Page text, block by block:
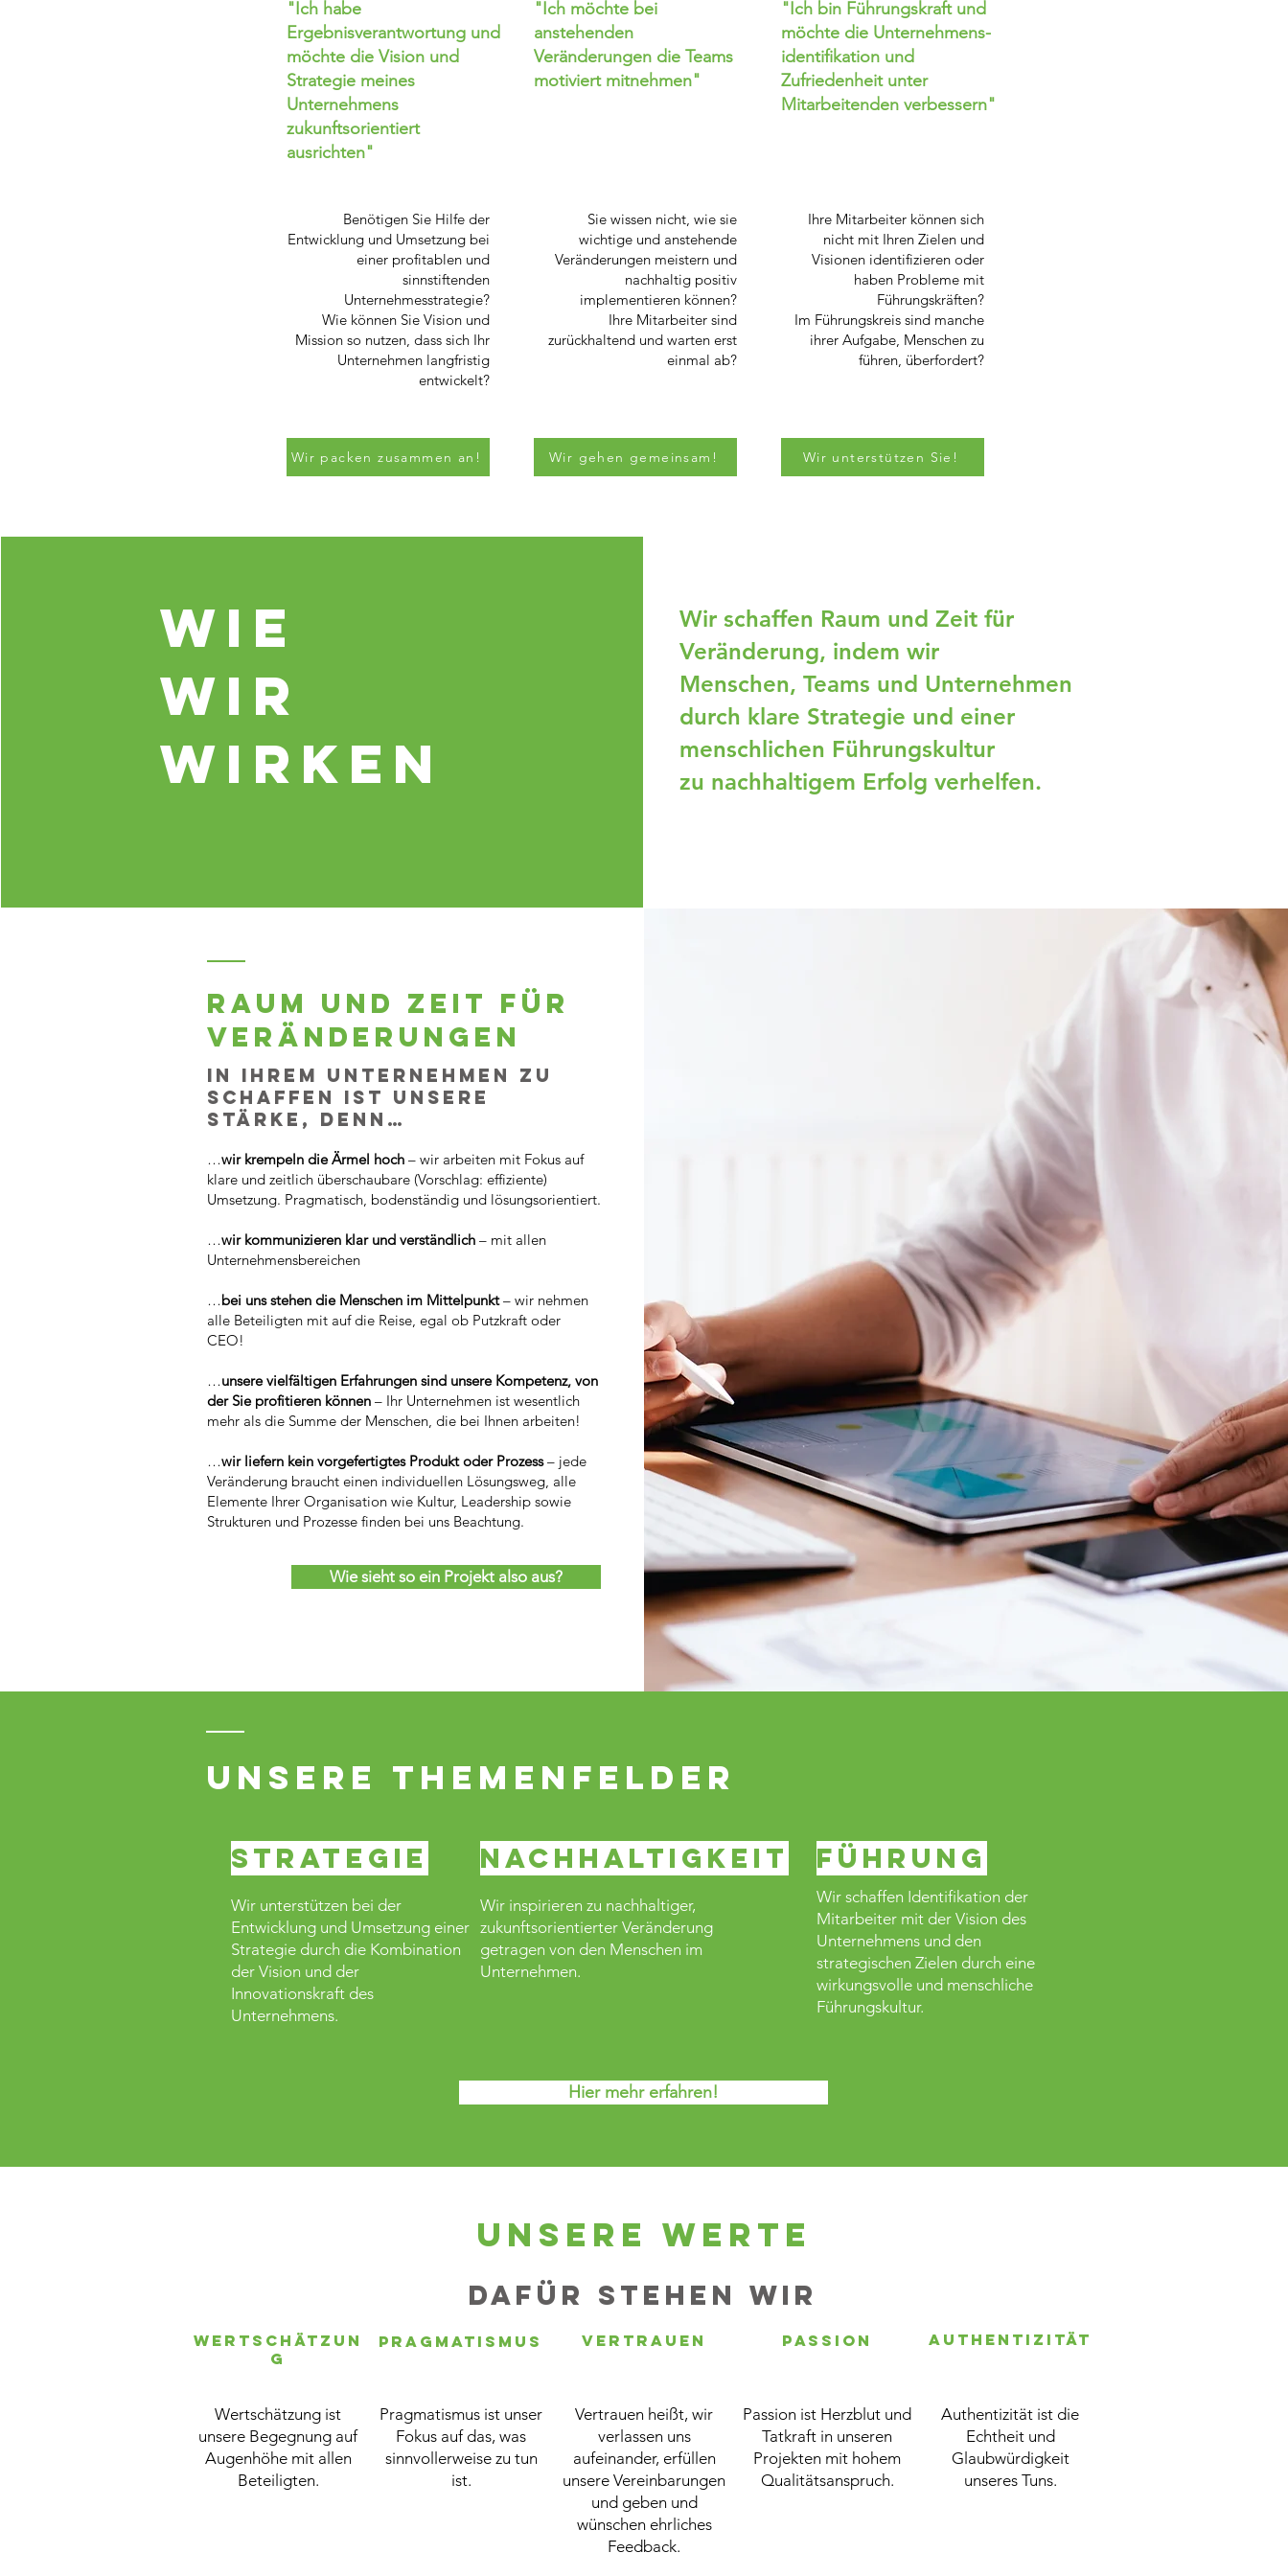
"Ich habe
Ergebnisverantwortung und
möchte die Vision und
Strategie meines
Unternehmens
zukunftsorientiert
ausrichten"
"Ich möchte bei
anstehenden
Veränderungen die Teams
motiviert mitnehmen"
"Ich bin Führungskraft und
möchte die Unternehmens-
identifikation und
Zufriedenheit unter
Mitarbeitenden verbessern"
Benötigen Sie Hilfe der
Entwicklung und Umsetzung bei
einer profitablen und
sinnstiftenden
Unternehmesstrategie?
Wie können Sie Vision und
Mission so nutzen, dass sich Ihr
Unternehmen langfristig
entwickelt?
Sie wissen nicht, wie sie
wichtige und anstehende
Veränderungen meistern und
nachhaltig positiv
implementieren können?
Ihre Mitarbeiter sind
zurückhaltend und warten erst
einmal ab?
Ihre Mitarbeiter können sich
nicht mit Ihren Zielen und
Visionen identifizieren oder
haben Probleme mit
Führungskräften?
Im Führungskreis sind manche
ihrer Aufgabe, Menschen zu
führen, überfordert?
Wir packen zusammen an! Wir gehen gemeinsam! Wir unterstützen Sie!
Wie
wir
wirken
Wir schaffen Raum und Zeit für
Veränderung, indem wir
Menschen, Teams und Unternehmen
durch klare Strategie und einer
menschlichen Führungskultur
zu nachhaltigem Erfolg verhelfen.
Raum und Zeit für
Veränderungen
in Ihrem Unternehmen zu
schaffen ist unsere
Stärke, denn…
…wir krempeln die Ärmel hoch – wir arbeiten mit Fokus auf
klare und zeitlich überschaubare (Vorschlag: effiziente)
Umsetzung. Pragmatisch, bodenständig und lösungsorientiert.
…wir kommunizieren klar und verständlich – mit allen
Unternehmensbereichen
…bei uns stehen die Menschen im Mittelpunkt– wir nehmen
alle Beteiligten mit auf die Reise, egal ob Putzkraft oder
CEO!
…unsere vielfältigen Erfahrungen sind unsere Kompetenz, von
der Sie profitieren können – Ihr Unternehmen ist wesentlich
mehr als die Summe der Menschen, die bei Ihnen arbeiten!
…wir liefern kein vorgefertigtes Produkt oder Prozess– jede
Veränderung braucht einen individuellen Lösungsweg, alle
Elemente Ihrer Organisation wie Kultur, Leadership sowie
Strukturen und Prozesse finden bei uns Beachtung.
Wie sieht so ein Projekt also aus?
Unsere Themenfelder
Strategie Nachhaltigkeit
Wir unterstützen bei der
Entwicklung und Umsetzung einer
Strategie durch die Kombination
der Vision und der
Innovationskraft des
Unternehmens.
Wir inspirieren zu nachhaltiger,
zukunftsorientierter Veränderung
getragen von den Menschen im
Unternehmen.
Führung
Wir schaffen Identifikation der
Mitarbeiter mit der Vision des
Unternehmens und den
strategischen Zielen durch eine
wirkungsvolle und menschliche
Führungskultur.
Hier mehr erfahren!
Unsere Werte
Dafür stehen wir
Wertschätzun
g
Pragmatismus Vertrauen Passion Authentizität
Wertschätzung ist
unsere Begegnung auf
Augenhöhe mit allen
Beteiligten.
Pragmatismus ist unser
Fokus auf das, was
sinnvollerweise zu tun
ist.
Vertrauen heißt, wir
verlassen uns
aufeinander, erfüllen
unsere Vereinbarungen
und geben und
wünschen ehrliches
Feedback.
Passion ist Herzblut und
Tatkraft in unseren
Projekten mit hohem
Qualitätsanspruch.
Authentizität ist die
Echtheit und
Glaubwürdigkeit
unseres Tuns.